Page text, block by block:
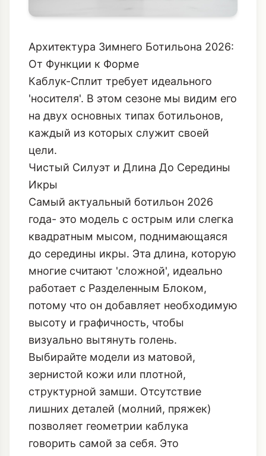
Архитектура Зимнего Ботильона 2026:
От Функции к Форме
Каблук-Сплит требует идеального
'носителя'. В этом сезоне мы видим его
на двух основных типах ботильонов,
каждый из которых служит своей
цели.
Чистый Силуэт и Длина До Середины
Икры
Самый актуальный ботильон 2026
года- это модель с острым или слегка
квадратным мысом, поднимающаяся
до середины икры. Эта длина, которую
многие считают 'сложной', идеально
работает с Разделенным Блоком,
потому что он добавляет необходимую
высоту и графичность, чтобы
визуально вытянуть голень.
Выбирайте модели из матовой,
зернистой кожи или плотной,
структурной замши. Отсутствие
лишних деталей (молний, пряжек)
позволяет геометрии каблука
говорить самой за себя. Это